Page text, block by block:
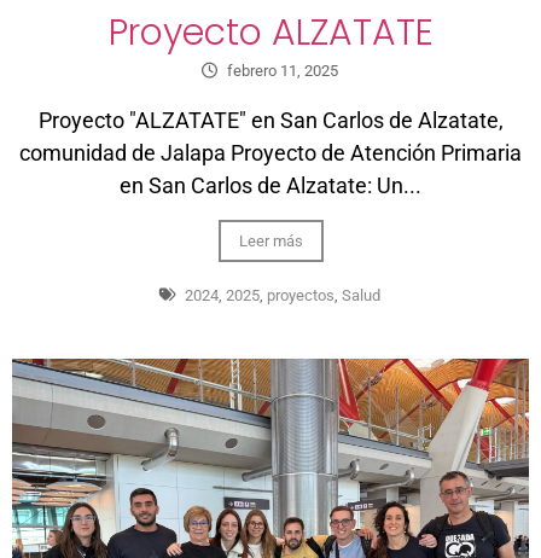
Proyecto ALZATATE
febrero 11, 2025
Proyecto "ALZATATE" en San Carlos de Alzatate,
comunidad de Jalapa Proyecto de Atención Primaria
en San Carlos de Alzatate: Un...
Leer más
2024, 2025, proyectos, Salud